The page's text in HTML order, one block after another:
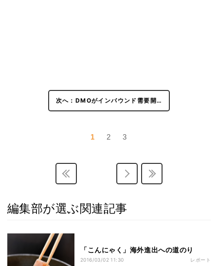
次へ：DMOがインバウンド需要開…
1 2 3
編集部が選ぶ関連記事
「こんにゃく」海外進出への道のり
2016/03/02 11:30 レポート